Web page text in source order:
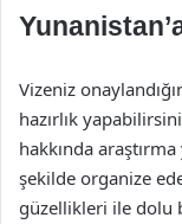
Vizeniz
hazırlık
hakkında
şekilde organize
güzellikleri ile dolu